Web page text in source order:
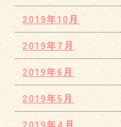
2019年10月
2019年7月
2019年6月
2019年5月
2019年4月